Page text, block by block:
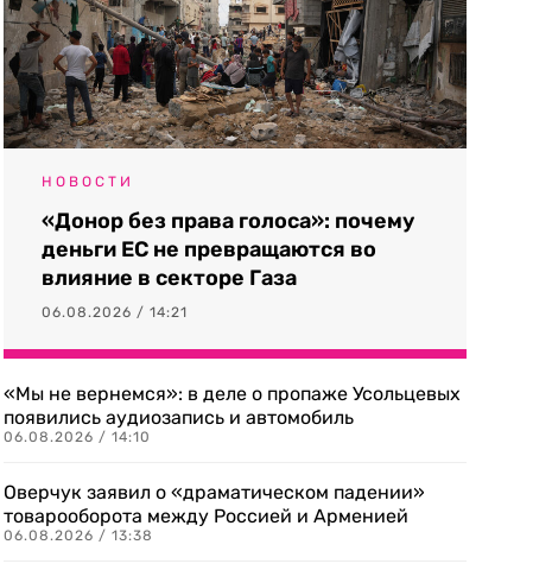
НОВОСТИ
«Донор без права голоса»: почему
деньги ЕС не превращаются во
влияние в секторе Газа
06.08.2026 / 14:21
«Мы не вернемся»: в деле о пропаже Усольцевых
появились аудиозапись и автомобиль
06.08.2026 / 14:10
Оверчук заявил о «драматическом падении»
товарооборота между Россией и Арменией
06.08.2026 / 13:38